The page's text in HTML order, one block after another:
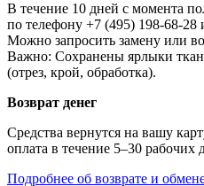
В течение 10 дней с момента
по телефону +7 (495) 198-68-28
Можно запросить замену или
Важно: Сохранены ярлыки
(отрез, крой, обработка).
Возврат денег
Средства вернутся на вашу
оплата в течение 5–30 рабочих
Подробнее об возврате и